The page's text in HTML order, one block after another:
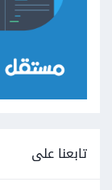
تابعنا على